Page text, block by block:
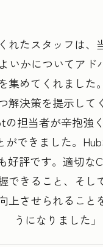
れたスタッフは、
いかについてア
集めてくれまし
解決策を提示し
担当者が辛抱強
できました。
好評です。適切な
できること、そし
上させられること
うになりました